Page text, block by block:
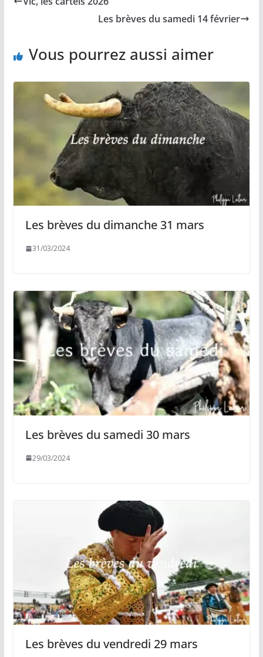
o
i
A
p
e
Les brèves du samedi 14 février
Vous pourrez aussi aimer
Les brèves du dimanche 31 mars
31/03/2024
Les brèves du samedi 30 mars
29/03/2024
Les brèves du vendredi 29 mars